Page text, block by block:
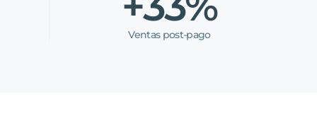
Ventas post-pago